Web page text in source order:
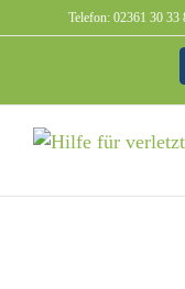
Inhalt
Telefon: 02361 30 33